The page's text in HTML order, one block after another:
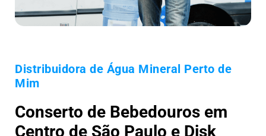
Distribuidora de Água Mineral Perto de
Mim
Conserto de Bebedouros em
Centro de São Paulo e Disk